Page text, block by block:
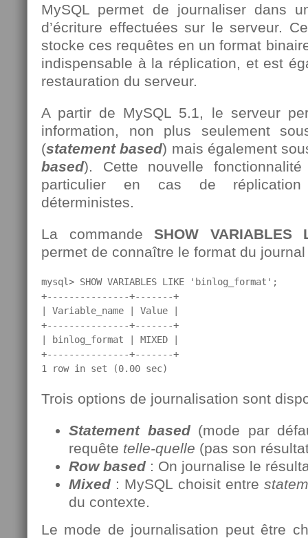
MySQL permet de journaliser dans
d’écriture effectuées sur le serveur.
stocke ces requêtes en un format
indispensable à la réplication, et est
restauration du serveur.
A partir de MySQL 5.1, le serveur
information, non plus seulement
(statement based) mais également
based). Cette nouvelle
particulier en cas de
déterministes.
La commandeSHOW VARIABLES
permet de connaître le format du
mysql> SHOW VARIABLES LIKE 'binlog_format';
+---------------+-------+
| Variable_name | Value |
+---------------+-------+
| binlog_format | MIXED |
+---------------+-------+
1 row in set (0.00 sec)
Trois options de journalisation sont
Statement based(mode par
requête telle-quelle (pas son
Row based : On journalise le
Mixed : MySQL choisit entre
du contexte.
Le mode de journalisation peut être